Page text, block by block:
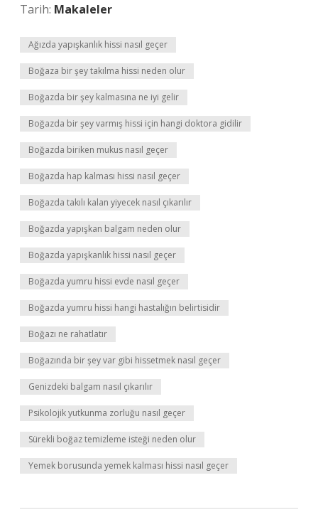
Tarih: Makaleler
Ağızda yapışkanlık hissi nasıl geçer
Boğaza bir şey takılma hissi neden olur
Boğazda bir şey kalmasına ne iyi gelir
Boğazda bir şey varmış hissi için hangi doktora gidilir
Boğazda biriken mukus nasıl geçer
Boğazda hap kalması hissi nasıl geçer
Boğazda takılı kalan yiyecek nasıl çıkarılır
Boğazda yapışkan balgam neden olur
Boğazda yapışkanlık hissi nasıl geçer
Boğazda yumru hissi evde nasıl geçer
Boğazda yumru hissi hangi hastalığın belirtisidir
Boğazı ne rahatlatır
Boğazında bir şey var gibi hissetmek nasıl geçer
Genizdeki balgam nasıl çıkarılır
Psikolojik yutkunma zorluğu nasıl geçer
Sürekli boğaz temizleme isteği neden olur
Yemek borusunda yemek kalması hissi nasıl geçer